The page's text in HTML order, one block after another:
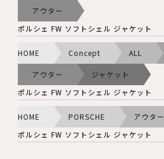
アウター
ポルシェ FW ソフトシェル ジャケット
HOME Concept ALL
アウター
ジャケット
ポルシェ FW ソフトシェル ジャケット
HOME PORSCHE
アウター
ポルシェ FW ソフトシェル ジャケット